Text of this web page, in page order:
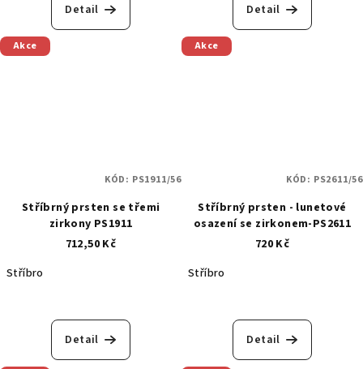
Detail Detail
Akce
Stříbrný prsten se třemi
zirkony PS1911
712,50 Kč
Stříbro
Detail
KÓD: PS1911/56
Akce
Stříbrný prsten - lunetové
osazení se zirkonem-PS2611
720 Kč
Stříbro
Detail
KÓD: PS2611/56